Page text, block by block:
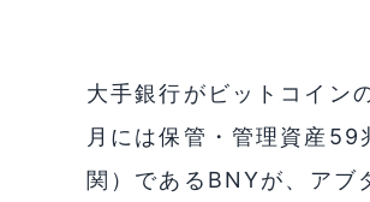
大手銀行がビットコイン
月には保管・管理資産
関）であるBNYが、アブ